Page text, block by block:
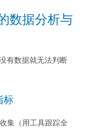
数据分析与
有数据就无法判断
标
集（用工具跟踪全